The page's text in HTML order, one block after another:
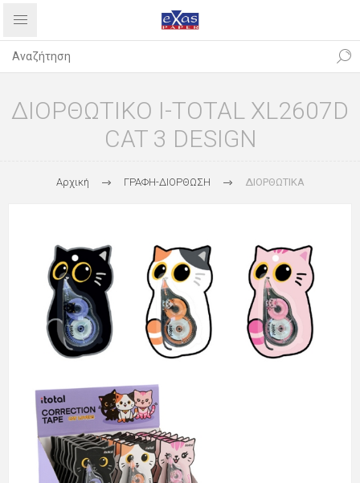
ΔΙΟΡΘΩΤΙΚΟ I-TOTAL XL2607D
CAT 3 DESIGN
Αρχική ΓΡΑΦΗ-ΔΙΟΡΘΩΣΗ ΔΙΟΡΘΩΤΙΚΑ